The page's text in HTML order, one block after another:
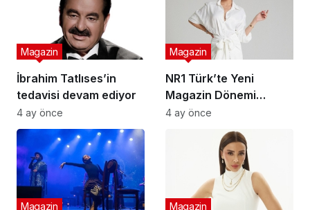
İbrahim Tatlıses’in
tedavisi devam ediyor
Magazin
4 ay önce
NR1 Türk’te Yeni
Magazin Dönemi
Başlıyor: Ünlü Model ve
Sunucu Tuğçe Aral
Ekranlara Dönüyor
Magazin
4 ay önce
Magazin Magazin